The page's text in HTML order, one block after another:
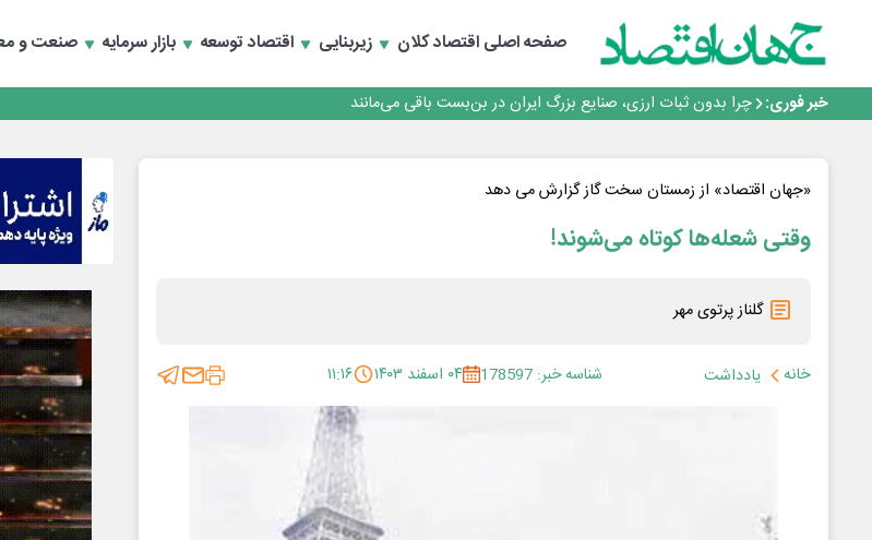
صفحه اصلیاقتصاد کلان زیربنایی اقتصاد توسعه بازار سرمایه صنعت و
خبر فوری:
۲ درصد از مشترکان ۱۰ درصد برق خانگی را مصرف می‌کنند!
روزنامه ۱۷ مرداد
چرا بدون ثبات ارزی، صنایع بزرگ ایران در بن‌بست باقی می‌مانند
رانندگان انگلیسی به سرقت سوخت روی آوردند!
۲ درصد از مشترکان ۱۰ درصد برق خانگی را مصرف می‌کنند!
روزنامه ۱۷ مرداد
افزایش قیمت بلیت اتوبوس فصلی شد؟
«جهان اقتصاد» از زمستان سخت گاز گزارش می دهد
وقتی شعله‌ها کوتاه می‌شوند!
گلناز پرتوی مهر
خانه یادداشت شناسه خبر: 178597 ۰۴ اسفند ۱۴۰۳ ۱۱:۱۶